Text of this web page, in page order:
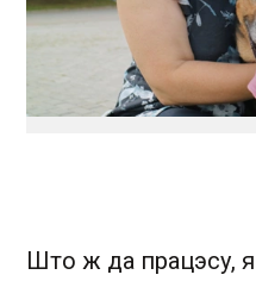
Што ж да працэсу,